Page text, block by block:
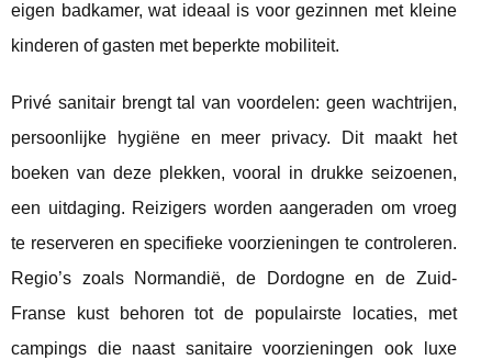
eigen badkamer, wat ideaal is voor gezinnen met kleine
kinderen of gasten met beperkte mobiliteit.
Privé sanitair brengt tal van voordelen: geen wachtrijen,
persoonlijke hygiëne en meer privacy. Dit maakt het
boeken van deze plekken, vooral in drukke seizoenen,
een uitdaging. Reizigers worden aangeraden om vroeg
te reserveren en specifieke voorzieningen te controleren.
Regio’s zoals Normandië, de Dordogne en de Zuid-
Franse kust behoren tot de populairste locaties, met
campings die naast sanitaire voorzieningen ook luxe